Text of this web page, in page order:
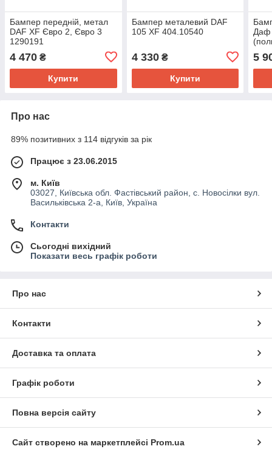
Бампер передній, метал
DAF XF Євро 2, Євро 3
1290191
4 470 ₴
Купити
Бампер металевий DAF
105 XF 404.10540
4 330₴
Купити
Даф
5
Про нас
89% позитивних з 114 відгуків за рік
Працює з 23.06.2015
м. Київ
03027, Київська обл. Фастівський район, с. Новосілки вул.
Васильківська 2-а, Київ, Україна
Контакти
Сьогодні вихідний
Показати весь графік роботи
Про нас
Контакти
Доставка та оплата
Графік роботи
Повна версія сайту
Сайт створено на маркетплейсі Prom.ua